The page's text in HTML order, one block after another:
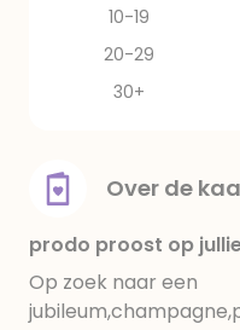
10-19
20-29
30+
Over de
prodo proost op
Op zoek naar een